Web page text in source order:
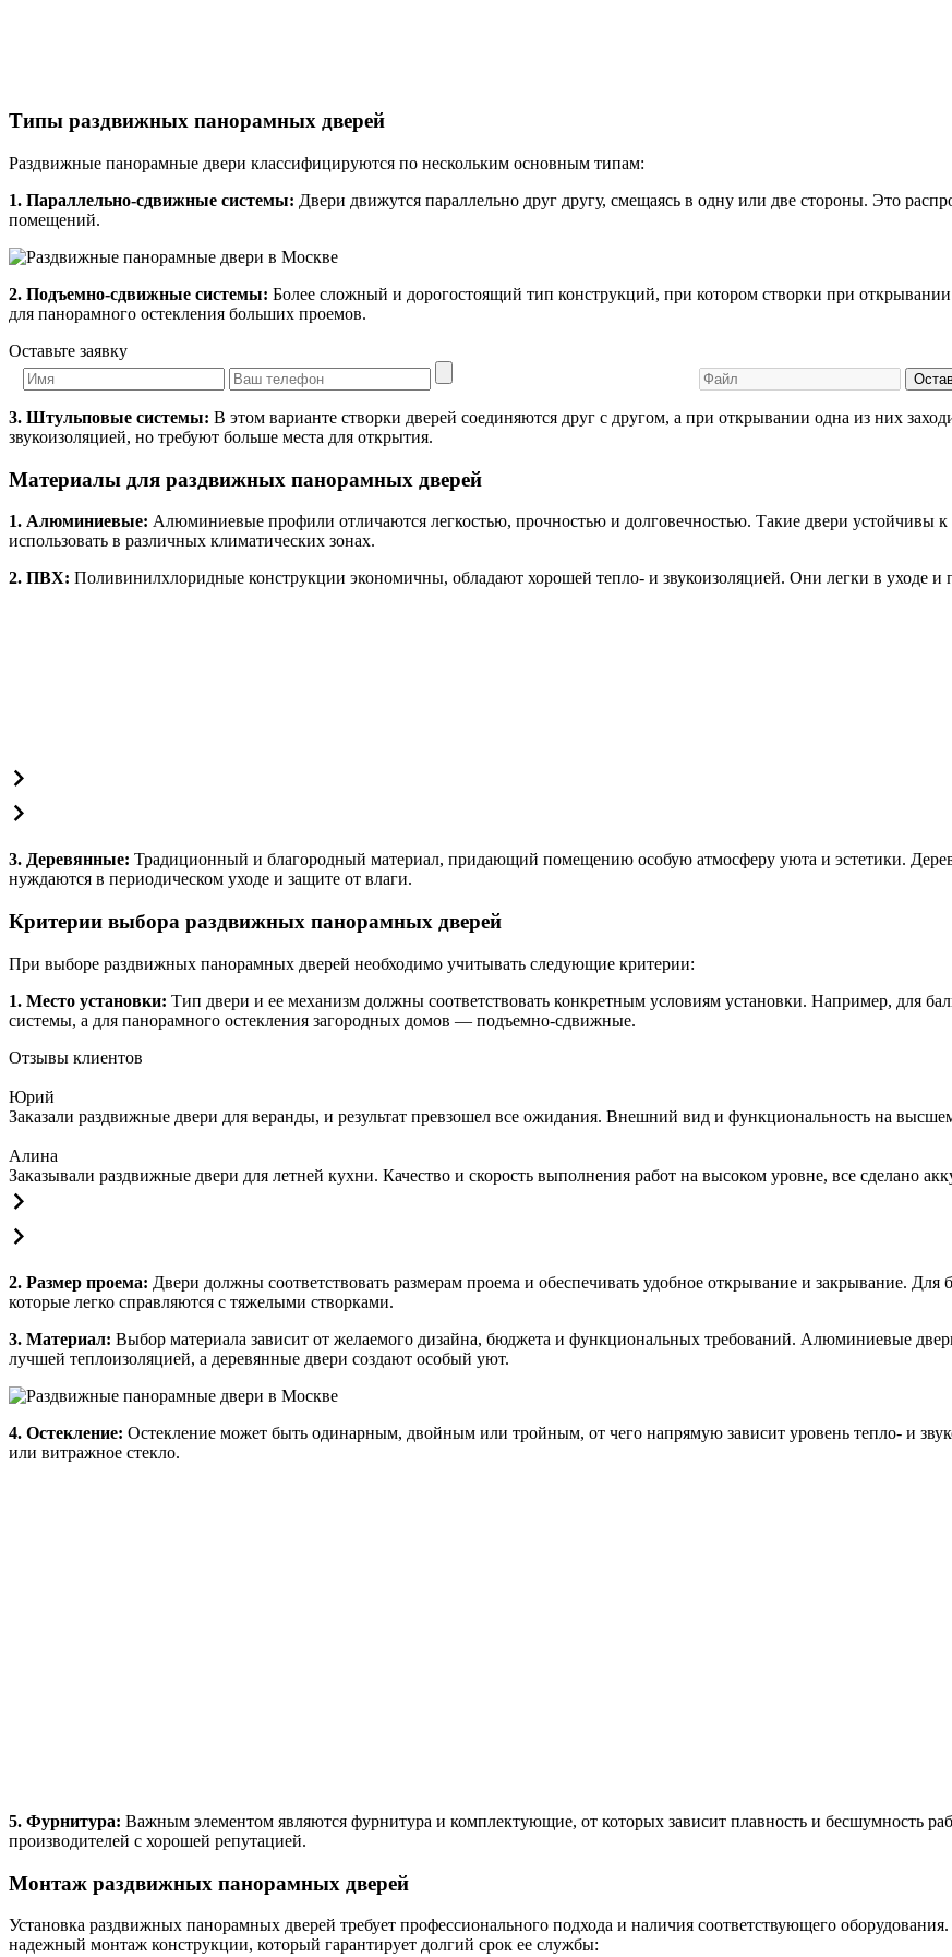
Типы раздвижных панорамных дверей
Раздвижные панорамные двери классифицируются по нескольким основным типам:
1. Параллельно-сдвижные системы: Двери движутся параллельно друг другу, смещаясь в одну или две стороны. Это
помещений.
2. Подъемно-сдвижные системы: Более сложный и дорогостоящий тип конструкций, при котором створки при
для панорамного остекления больших проемов.
Оставьте заявку
3. Штульповые системы: В этом варианте створки дверей соединяются друг с другом, а при открывании одна из них
звукоизоляцией, но требуют больше места для открытия.
Материалы для раздвижных панорамных дверей
1. Алюминиевые: Алюминиевые профили отличаются легкостью, прочностью и долговечностью. Такие двери устойчивы
использовать в различных климатических зонах.
2. ПВХ: Поливинилхлоридные конструкции экономичны, обладают хорошей тепло- и звукоизоляцией. Они легки в уходе
3. Деревянные: Традиционный и благородный материал, придающий помещению особую атмосферу уюта и эстетики.
нуждаются в периодическом уходе и защите от влаги.
Критерии выбора раздвижных панорамных дверей
При выборе раздвижных панорамных дверей необходимо учитывать следующие критерии:
1. Место установки: Тип двери и ее механизм должны соответствовать конкретным условиям установки. Например, для
системы, а для панорамного остекления загородных домов — подъемно-сдвижные.
Отзывы клиентов
Юрий
Заказали раздвижные двери для веранды, и результат превзошел все ожидания. Внешний вид и функциональность на
Алина
Заказывали раздвижные двери для летней кухни. Качество и скорость выполнения работ на высоком уровне, все сделано
2. Размер проема: Двери должны соответствовать размерам проема и обеспечивать удобное открывание и закрывание.
которые легко справляются с тяжелыми створками.
3. Материал: Выбор материала зависит от желаемого дизайна, бюджета и функциональных требований. Алюминиевые
лучшей теплоизоляцией, а деревянные двери создают особый уют.
4. Остекление: Остекление может быть одинарным, двойным или тройным, от чего напрямую зависит уровень тепло- и
или витражное стекло.
5. Фурнитура: Важным элементом являются фурнитура и комплектующие, от которых зависит плавность и бесшумность
производителей с хорошей репутацией.
Монтаж раздвижных панорамных дверей
Установка раздвижных панорамных дверей требует профессионального подхода и наличия соответствующего
надежный монтаж конструкции, который гарантирует долгий срок ее службы: